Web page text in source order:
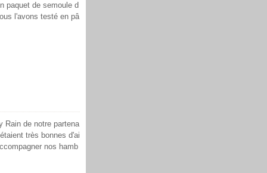
paquet de semoule d
l'avons testé en pâ
Rain de notre partena
très bonnes d'ai
nos hamb